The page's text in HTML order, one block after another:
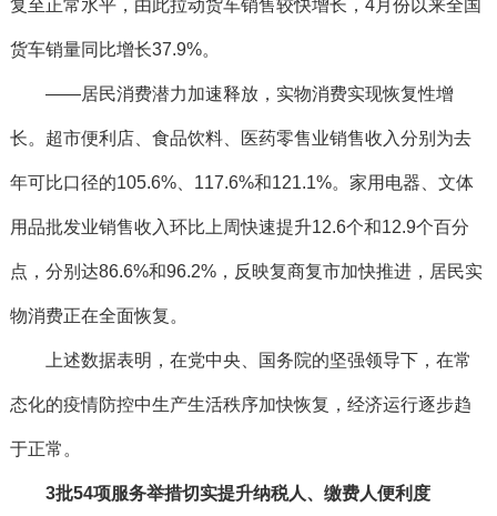
复至正常水平，由此拉动货车销售较快增长，4月份以来全国
货车销量同比增长37.9%。
——居民消费潜力加速释放，实物消费实现恢复性增
长。超市便利店、食品饮料、医药零售业销售收入分别为去
年可比口径的105.6%、117.6%和121.1%。家用电器、文体
用品批发业销售收入环比上周快速提升12.6个和12.9个百分
点，分别达86.6%和96.2%，反映复商复市加快推进，居民实
物消费正在全面恢复。
上述数据表明，在党中央、国务院的坚强领导下，在常
态化的疫情防控中生产生活秩序加快恢复，经济运行逐步趋
于正常。
3批54项服务举措切实提升纳税人、缴费人便利度